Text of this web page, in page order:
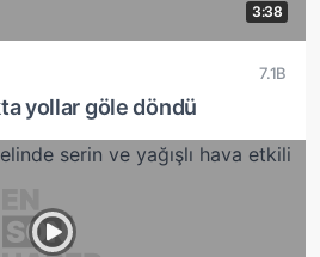
3:38
7.1B
yollar göle döndü